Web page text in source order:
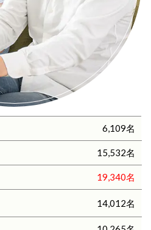
6,109名
15,532名
19,340名
14,012名